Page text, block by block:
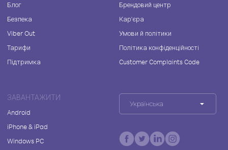
Блог
Безпека
Viber Out
Тарифи
Підтримка
Брендовий центр
Кар'єра
Умови й політики
Політика конфіденційності
Customer Complaints Code
ЗАВАНТАЖИТИ
Android
iPhone & iPad
Windows PC
Українська